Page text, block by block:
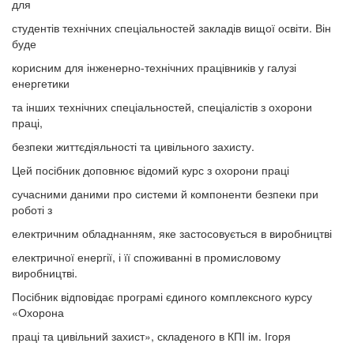
для
студентів технічних спеціальностей закладів вищої освіти. Він
буде
корисним для інженерно-технічних працівників у галузі
енергетики
та інших технічних спеціальностей, спеціалістів з охорони
праці,
безпеки життєдіяльності та цивільного захисту.
Цей посібник доповнює відомий курс з охорони праці
сучасними даними про системи й компоненти безпеки при
роботі з
електричним обладнанням, яке застосовується в виробництві
електричної енергії, і її споживанні в промисловому
виробництві.
Посібник відповідає програмі єдиного комплексного курсу
«Охорона
праці та цивільний захист», складеного в КПІ ім. Ігоря